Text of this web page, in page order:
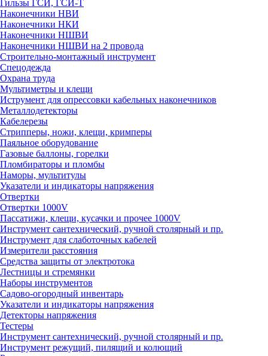
Гильзы ГСИ, ГСИ-Т
Наконечники НВИ
Наконечники НКИ
Наконечники НШВИ
Наконечники НШВИ на 2 провода
Строительно-монтажный инструмент
Спецодежда
Охрана труда
Мультиметры и клещи
Иструмент для опрессовки кабельных наконечников
Металлодетекторы
Кабелерезы
Стрипперы, ножи, клещи, кримперы
Паяльное оборудование
Газовые баллоны, горелки
Пломбираторы и пломбы
Наморы, мультитулы
Указатели и индикаторы напряжения
Отвертки
Отвертки 1000V
Пассатижи, клещи, кусачки и прочее 1000V
Инструмент сантехнический, ручной столярный и пр.
Инструмент для слаботочных кабелей
Измерители расстояния
Средства защиты от электротока
Лестницы и стремянки
Наборы инструментов
Садово-огородный инвентарь
Указатели и индикаторы напряжения
Детекторы напряжения
Тестеры
Инструмент сантехнический, ручной столярный и пр.
Инструмент режущий, пилящий и колющий